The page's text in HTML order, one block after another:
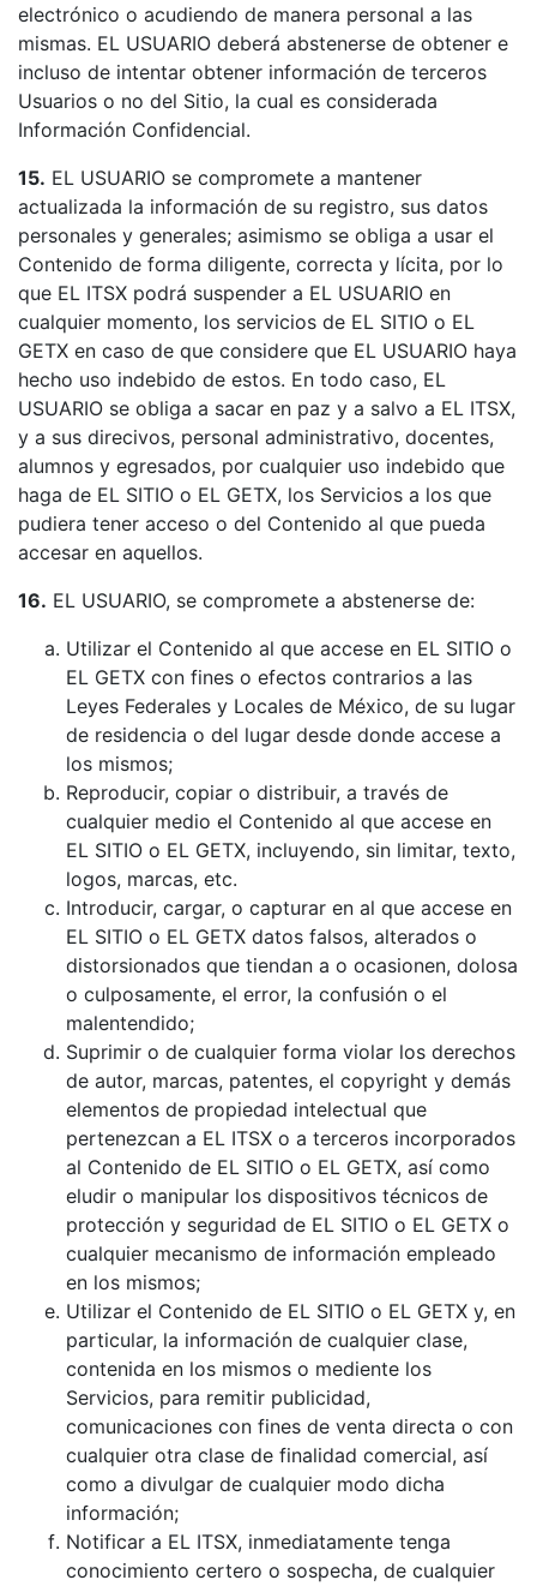
electrónico o acudiendo de manera personal a las
mismas. EL USUARIO deberá abstenerse de obtener e
incluso de intentar obtener información de terceros
Usuarios o no del Sitio, la cual es considerada
Información Confidencial.
15. EL USUARIO se compromete a mantener
actualizada la información de su registro, sus datos
personales y generales; asimismo se obliga a usar el
Contenido de forma diligente, correcta y lícita, por lo
que EL ITSX podrá suspender a EL USUARIO en
cualquier momento, los servicios de EL SITIO o EL
GETX en caso de que considere que EL USUARIO haya
hecho uso indebido de estos. En todo caso, EL
USUARIO se obliga a sacar en paz y a salvo a EL ITSX,
y a sus direcivos, personal administrativo, docentes,
alumnos y egresados, por cualquier uso indebido que
haga de EL SITIO o EL GETX, los Servicios a los que
pudiera tener acceso o del Contenido al que pueda
accesar en aquellos.
16. EL USUARIO, se compromete a abstenerse de:
Utilizar el Contenido al que accese en EL SITIO o
EL GETX con fines o efectos contrarios a las
Leyes Federales y Locales de México, de su lugar
de residencia o del lugar desde donde accese a
los mismos;
Reproducir, copiar o distribuir, a través de
cualquier medio el Contenido al que accese en
EL SITIO o EL GETX, incluyendo, sin limitar, texto,
logos, marcas, etc.
Introducir, cargar, o capturar en al que accese en
EL SITIO o EL GETX datos falsos, alterados o
distorsionados que tiendan a o ocasionen, dolosa
o culposamente, el error, la confusión o el
malentendido;
Suprimir o de cualquier forma violar los derechos
de autor, marcas, patentes, el copyright y demás
elementos de propiedad intelectual que
pertenezcan a EL ITSX o a terceros incorporados
al Contenido de EL SITIO o EL GETX, así como
eludir o manipular los dispositivos técnicos de
protección y seguridad de EL SITIO o EL GETX o
cualquier mecanismo de información empleado
en los mismos;
Utilizar el Contenido de EL SITIO o EL GETX y, en
particular, la información de cualquier clase,
contenida en los mismos o mediente los
Servicios, para remitir publicidad,
comunicaciones con fines de venta directa o con
cualquier otra clase de finalidad comercial, así
como a divulgar de cualquier modo dicha
información;
Notificar a EL ITSX, inmediatamente tenga
conocimiento certero o sospecha, de cualquier